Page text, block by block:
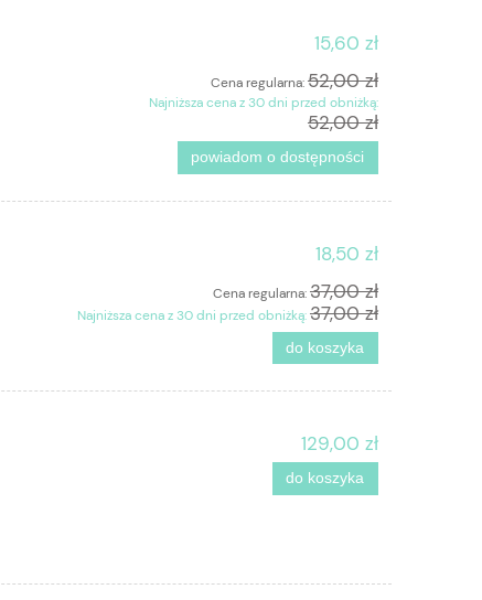
15,60 zł
Cena regularna:52,00 zł
Najniższa cena z 30 dni przed obniżką:
52,00 zł
powiadom o dostępności
18,50 zł
Cena regularna:37,00 zł
Najniższa cena z 30 dni przed obniżką:37,00 zł
do koszyka
129,00 zł
do koszyka